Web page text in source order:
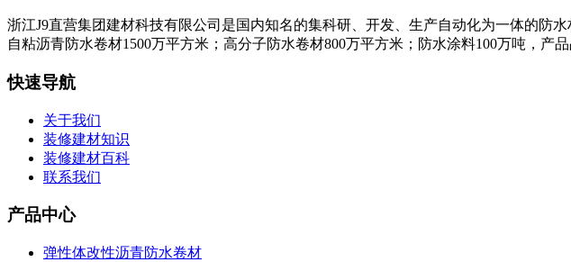
浙江J9直营集团建材科技有限公司是国内知名的集科研、开发、生产自动化为一体的防
自粘沥青防水卷材1500万平方米；高分子防水卷材800万平方米；防水涂料100万吨，产品
快速导航
关于我们
装修建材知识
装修建材百科
联系我们
产品中心
弹性体改性沥青防水卷材